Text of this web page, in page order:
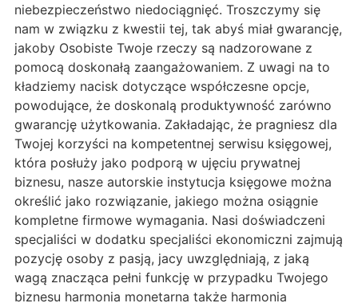
niebezpieczeństwo niedociągnięć. Troszczymy się
nam w związku z kwestii tej, tak abyś miał gwarancję,
jakoby Osobiste Twoje rzeczy są nadzorowane z
pomocą doskonałą zaangażowaniem. Z uwagi na to
kładziemy nacisk dotyczące współczesne opcje,
powodujące, że doskonalą produktywność zarówno
gwarancję użytkowania. Zakładając, że pragniesz dla
Twojej korzyści na kompetentnej serwisu księgowej,
która posłuży jako podporą w ujęciu prywatnej
biznesu, nasze autorskie instytucja księgowe można
określić jako rozwiązanie, jakiego można osiągnie
kompletne firmowe wymagania. Nasi doświadczeni
specjaliści w dodatku specjaliści ekonomiczni zajmują
pozycję osoby z pasją, jacy uwzględniają, z jaką
wagą znacząca pełni funkcję w przypadku Twojego
biznesu harmonia monetarna także harmonia